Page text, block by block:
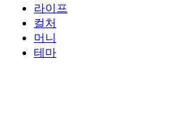
라이프
컬처
머니
테마